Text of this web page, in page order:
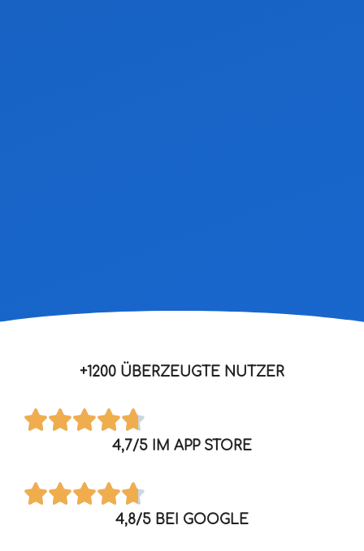
+1200 ÜBERZEUGTE NUTZER
4,7/5 IM APP STORE
4,8/5 BEI GOOGLE